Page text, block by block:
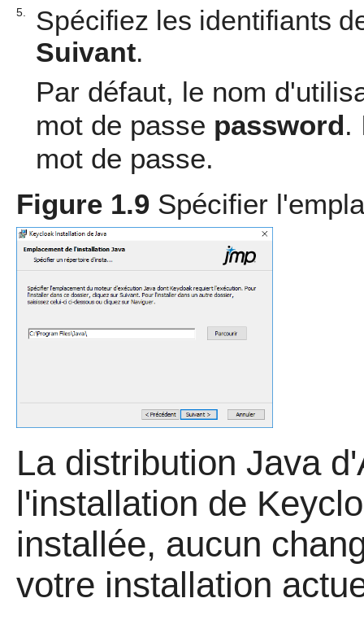
5.
Spécifiez les identifiants
Suivant.
Par défaut, le nom
mot de passe password.
mot de passe.
Figure 1.9 Spécifier
La distribution Java
l'installation de
installée, aucun
votre installation